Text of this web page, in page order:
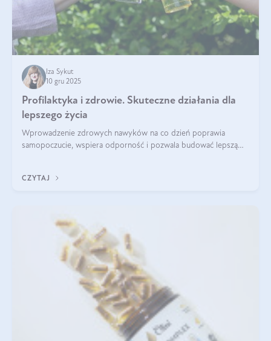
Iza Sykut
10 gru 2025
Profilaktyka i zdrowie. Skuteczne działania dla
lepszego życia
Wprowadzenie zdrowych nawyków na co dzień poprawia
samopoczucie, wspiera odporność i pozwala budować lepszą
CZYTAJ